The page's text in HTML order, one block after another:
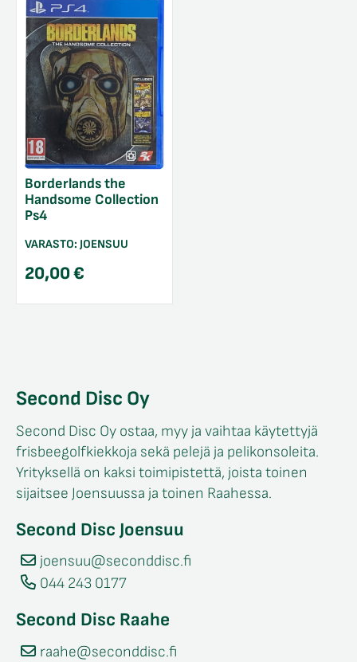
Borderlands the
Handsome Collection
Ps4
VARASTO: JOENSUU
20,00€
Second Disc Oy
Second Disc Oy ostaa, myy ja vaihtaa käytettyjä
frisbeegolfkiekkoja sekä pelejä ja pelikonsoleita.
Yrityksellä on kaksi toimipistettä, joista toinen
sijaitsee Joensuussa ja toinen Raahessa.
Second Disc Joensuu
joensuu@seconddisc.fi
044 243 0177
Second Disc Raahe
raahe@seconddisc.fi